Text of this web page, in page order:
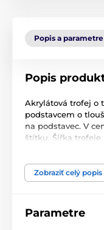
Popis a parametre
Popis
Akrylátová trofej o
podstavcem o
na podstavec. V
štítku. Šířka
Roztlieskavačky
Zobraziť celý popis
Parametre